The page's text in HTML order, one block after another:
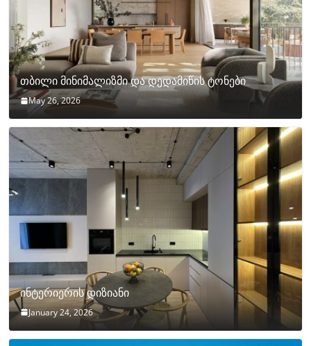
თბილი მინიმალიზმი და დედამიწის ტონები
May 26, 2026
ინტერიერის დიზიანი
January 24, 2026